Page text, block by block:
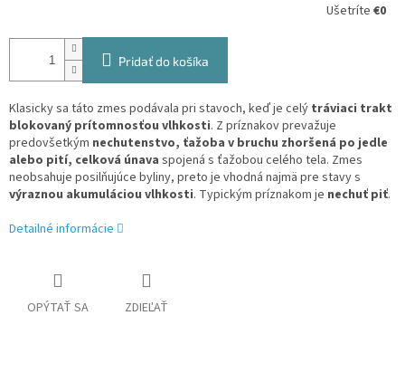
Ušetríte €0
Pridať do košíka
Klasicky sa táto zmes podávala pri stavoch, keď je celý tráviaci trakt
blokovaný prítomnosťou vlhkosti. Z príznakov prevažuje
predovšetkým nechutenstvo, ťažoba v bruchu zhoršená po jedle
alebo pití, celková únava spojená s ťažobou celého tela. Zmes
neobsahuje posilňujúce byliny, preto je vhodná najmä pre stavy s
výraznou akumuláciou vlhkosti. Typickým príznakom je nechuť piť.
Detailné informácie
OPÝTAŤ SA ZDIEĽAŤ